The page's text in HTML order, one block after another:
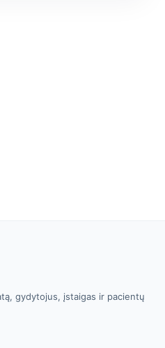
gydytojus, įstaigas ir pacientų